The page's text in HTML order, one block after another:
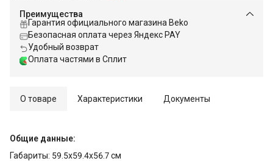
Преимущества
Гарантия официального магазина Beko
Безопасная оплата через Яндекс PAY
Удобный возврат
Оплата частями в Сплит
О товаре Характеристики Документы
Общие данные:
Габариты: 59.5x59.4x56.7 см